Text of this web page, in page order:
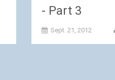
- Part 3
Sept. 21, 2012